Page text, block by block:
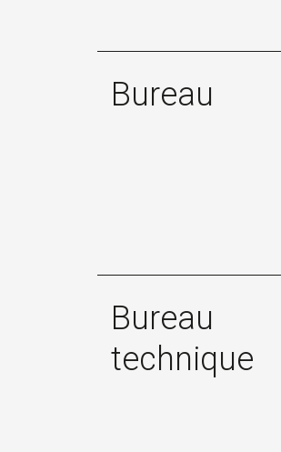
Bureau
Bureau
technique